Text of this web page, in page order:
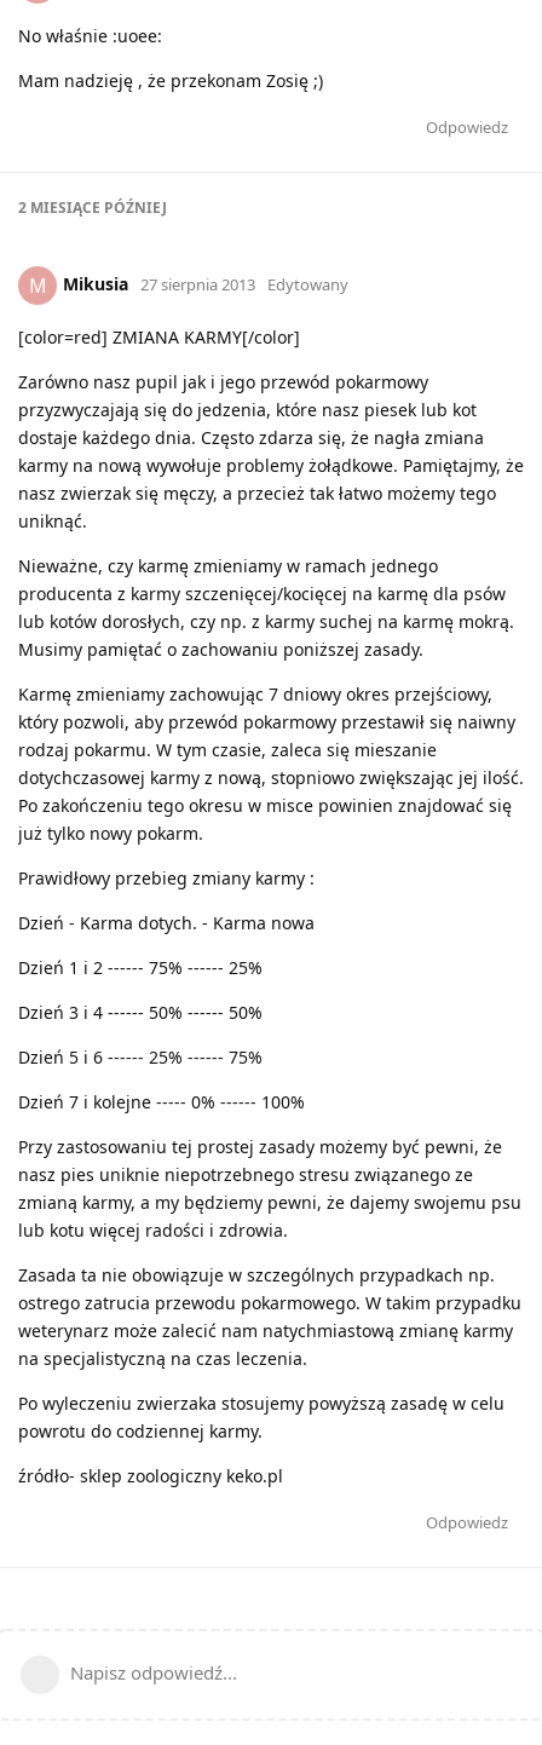
No właśnie :uoee:
Mam nadzieję , że przekonam Zosię ;)
Odpowiedz
2 MIESIĄCE PÓŹNIEJ
M Mikusia 27 sierpnia 2013 Edytowany
[color=red] ZMIANA KARMY[/color]
Zarówno nasz pupil jak i jego przewód pokarmowy
przyzwyczajają się do jedzenia, które nasz piesek lub kot
dostaje każdego dnia. Często zdarza się, że nagła zmiana
karmy na nową wywołuje problemy żołądkowe. Pamiętajmy, że
nasz zwierzak się męczy, a przecież tak łatwo możemy tego
uniknąć.
Nieważne, czy karmę zmieniamy w ramach jednego
producenta z karmy szczenięcej/kocięcej na karmę dla psów
lub kotów dorosłych, czy np. z karmy suchej na karmę mokrą.
Musimy pamiętać o zachowaniu poniższej zasady.
Karmę zmieniamy zachowując 7 dniowy okres przejściowy,
który pozwoli, aby przewód pokarmowy przestawił się naiwny
rodzaj pokarmu. W tym czasie, zaleca się mieszanie
dotychczasowej karmy z nową, stopniowo zwiększając jej ilość.
Po zakończeniu tego okresu w misce powinien znajdować się
już tylko nowy pokarm.
Prawidłowy przebieg zmiany karmy :
Dzień - Karma dotych. - Karma nowa
Dzień 1 i 2 ------ 75% ------ 25%
Dzień 3 i 4 ------ 50% ------ 50%
Dzień 5 i 6 ------ 25% ------ 75%
Dzień 7 i kolejne ----- 0% ------ 100%
Przy zastosowaniu tej prostej zasady możemy być pewni, że
nasz pies uniknie niepotrzebnego stresu związanego ze
zmianą karmy, a my będziemy pewni, że dajemy swojemu psu
lub kotu więcej radości i zdrowia.
Zasada ta nie obowiązuje w szczególnych przypadkach np.
ostrego zatrucia przewodu pokarmowego. W takim przypadku
weterynarz może zalecić nam natychmiastową zmianę karmy
na specjalistyczną na czas leczenia.
Po wyleczeniu zwierzaka stosujemy powyższą zasadę w celu
powrotu do codziennej karmy.
źródło- sklep zoologiczny keko.pl
Odpowiedz
Napisz odpowiedź...